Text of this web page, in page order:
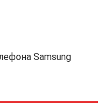
Samsung